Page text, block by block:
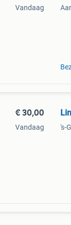
Vandaag
€ 30,00
Vandaag 's-